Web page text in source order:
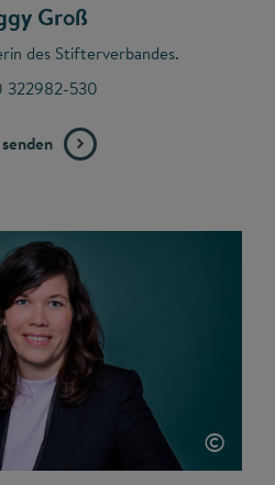
Groß
des Stifterverbandes.
322982-530
©